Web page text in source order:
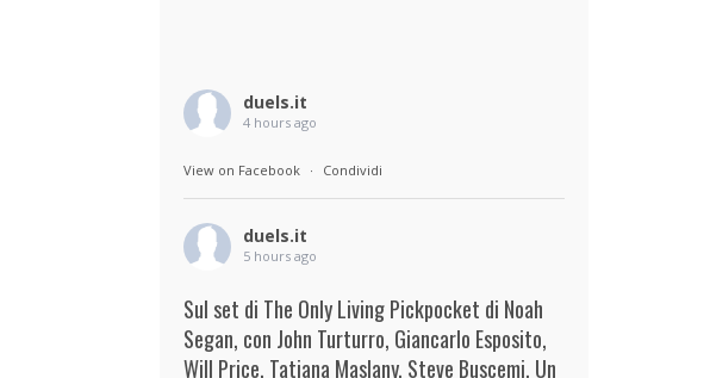
duels.it
4 hours ago
View on Facebook · Condividi
duels.it
5 hours ago
Sul set di The Only Living Pickpocket di Noah
Segan, con John Turturro, Giancarlo Esposito,
Will Price, Tatiana Maslany, Steve Buscemi. Un